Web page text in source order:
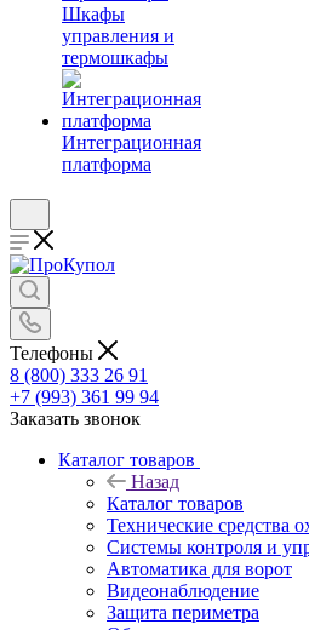
Шкафы
управления и
термошкафы
Интеграционная
платформа
Телефоны
8 (800) 333 26 91
+7 (993) 361 99 94
Заказать звонок
Каталог товаров
Назад
Каталог товаров
Технические средства
Системы контроля и
Автоматика для ворот
Видеонаблюдение
Защита периметра